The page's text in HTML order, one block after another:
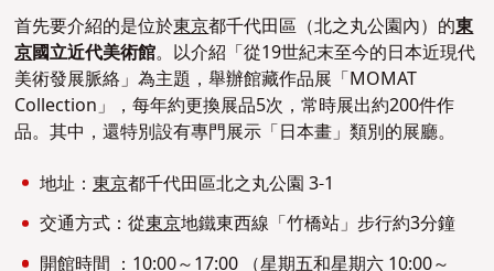
首先要介紹的是位於東京都千代田區（北之丸公園內）的東
京國立近代美術館。以介紹「從19世紀末至今的日本近現代
美術發展脈絡」為主題，舉辦館藏作品展「MOMAT
Collection」，每年約更換展品5次，常時展出約200件作
品。其中，還特別設有專門展示「日本畫」類別的展廳。
地址： 東京都千代田區北之丸公園 3-1
交通方式：從東京地鐵東西線「竹橋站」步行約3分鐘
開館時間 ：10:00～17:00 （星期五和星期六 10:00～